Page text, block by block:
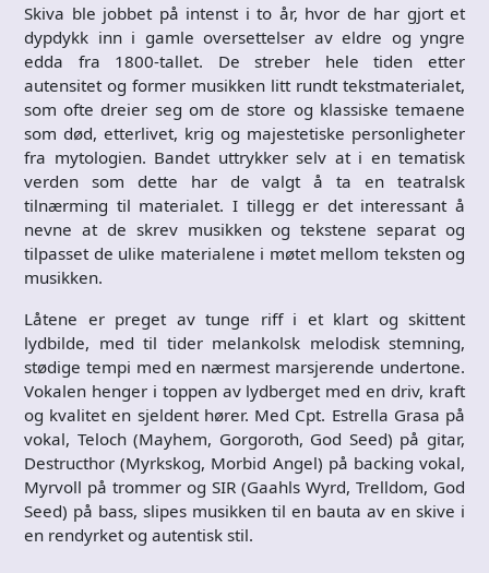
Skiva ble jobbet på intenst i to år, hvor de har gjort et
dypdykk inn i gamle oversettelser av eldre og yngre
edda fra 1800-tallet. De streber hele tiden etter
autensitet og former musikken litt rundt tekstmaterialet,
som ofte dreier seg om de store og klassiske temaene
som død, etterlivet, krig og majestetiske personligheter
fra mytologien. Bandet uttrykker selv at i en tematisk
verden som dette har de valgt å ta en teatralsk
tilnærming til materialet. I tillegg er det interessant å
nevne at de skrev musikken og tekstene separat og
tilpasset de ulike materialene i møtet mellom teksten og
musikken.
Låtene er preget av tunge riff i et klart og skittent
lydbilde, med til tider melankolsk melodisk stemning,
stødige tempi med en nærmest marsjerende undertone.
Vokalen henger i toppen av lydberget med en driv, kraft
og kvalitet en sjeldent hører. Med Cpt. Estrella Grasa på
vokal, Teloch (Mayhem, Gorgoroth, God Seed) på gitar,
Destructhor (Myrkskog, Morbid Angel) på backing vokal,
Myrvoll på trommer og SIR (Gaahls Wyrd, Trelldom, God
Seed) på bass, slipes musikken til en bauta av en skive i
en rendyrket og autentisk stil.